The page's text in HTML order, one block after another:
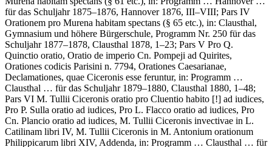
für das Schuljahr 1875–1876, Hannover 1876, III–VIII; Pars IV
Orationem pro Murena habitam spectans (§ 65 etc.), in: Clausthal,
Gymnasium und höhere Bürgerschule, Programm Nr. 250 für das
Schuljahr 1877–1878, Clausthal 1878, 1–23; Pars V Pro Q.
Quinctio oratio, Oratio de imperio Cn. Pompeji ad Quirites,
Orationes codicis Parisini n. 7794, Orationes Caesarianae,
Declamationes, quae Ciceronis esse feruntur, in: Programm …
Clausthal … für das Schuljahr 1879–1880, Clausthal 1880, 1–48;
Pars VI M. Tullii Ciceronis oratio pro Cluentio habito [!] ad iudices,
Pro P. Sulla oratio ad iudices, Pro L. Flacco oratio ad iudices, Pro
Cn. Plancio oratio ad iudices, M. Tullii Ciceronis invectivae in L.
Catilinam libri IV, M. Tullii Ciceronis in M. Antonium orationum
Philippicarum libri XIV, Addenda, in: Programm … Clausthal … für